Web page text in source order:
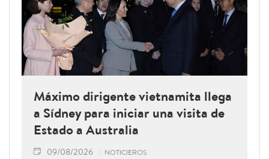
Máximo dirigente vietnamita llega
a Sídney para iniciar una visita de
Estado a Australia
09/08/2026 NOTICIEROS